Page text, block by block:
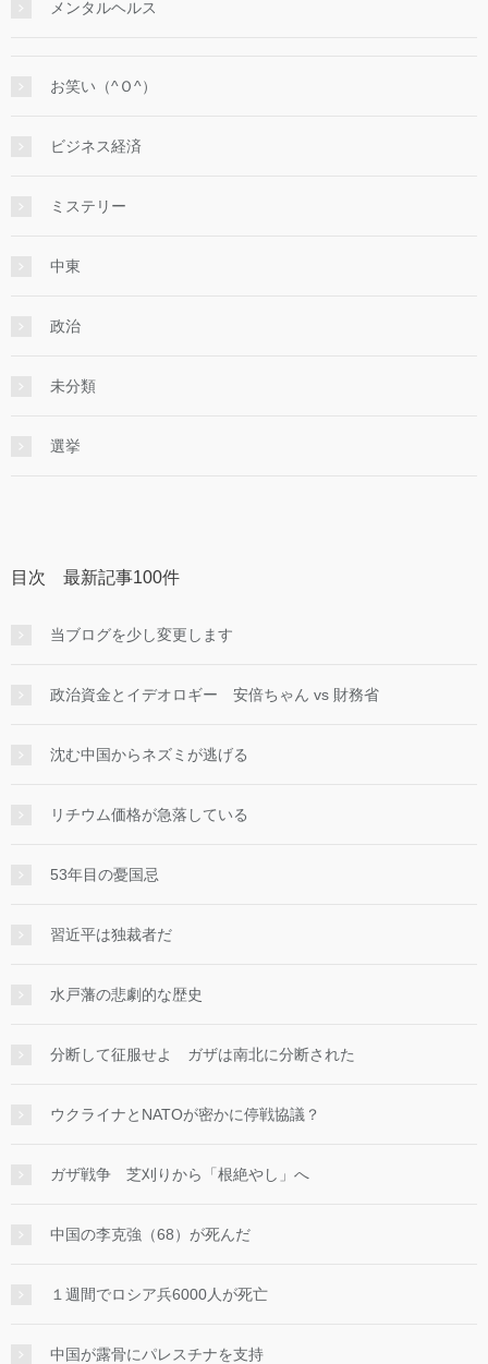
メンタルヘルス
お笑い（^Ｏ^）
ビジネス経済
ミステリー
中東
政治
未分類
選挙
目次 最新記事100件
当ブログを少し変更します
政治資金とイデオロギー 安倍ちゃん vs 財務省
沈む中国からネズミが逃げる
リチウム価格が急落している
53年目の憂国忌
習近平は独裁者だ
水戸藩の悲劇的な歴史
分断して征服せよ ガザは南北に分断された
ウクライナとNATOが密かに停戦協議？
ガザ戦争 芝刈りから「根絶やし」へ
中国の李克強（68）が死んだ
１週間でロシア兵6000人が死亡
中国が露骨にパレスチナを支持